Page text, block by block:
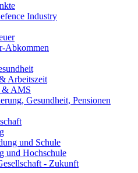
Industry
Abkommen
Arbeitszeit
& AMS
Gesundheit, Pensionen
und Schule
und Hochschule
- Zukunft